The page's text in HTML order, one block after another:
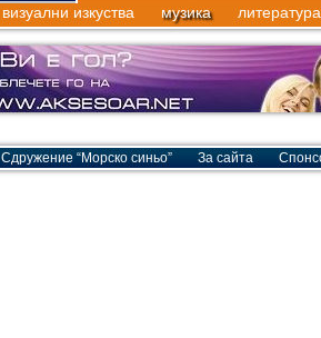
визуални изкуства музика литература
Сдружение “Морско синьо” За сайта